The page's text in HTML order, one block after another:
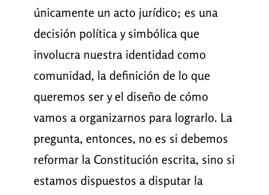
únicamente un acto jurídico; es una
decisión política y simbólica que
involucra nuestra identidad como
comunidad, la definición de lo que
queremos ser y el diseño de cómo
vamos a organizarnos para lograrlo. La
pregunta, entonces, no es si debemos
reformar la Constitución escrita, sino si
estamos dispuestos a disputar la